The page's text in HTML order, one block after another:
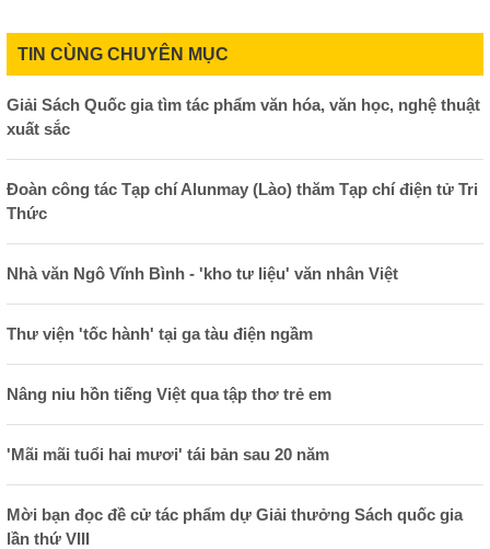
TIN CÙNG CHUYÊN MỤC
Giải Sách Quốc gia tìm tác phẩm văn hóa, văn học, nghệ thuật
xuất sắc
Đoàn công tác Tạp chí Alunmay (Lào) thăm Tạp chí điện tử Tri
Thức
Nhà văn Ngô Vĩnh Bình - 'kho tư liệu' văn nhân Việt
Thư viện 'tốc hành' tại ga tàu điện ngầm
Nâng niu hồn tiếng Việt qua tập thơ trẻ em
'Mãi mãi tuổi hai mươi' tái bản sau 20 năm
Mời bạn đọc đề cử tác phẩm dự Giải thưởng Sách quốc gia
lần thứ VIII